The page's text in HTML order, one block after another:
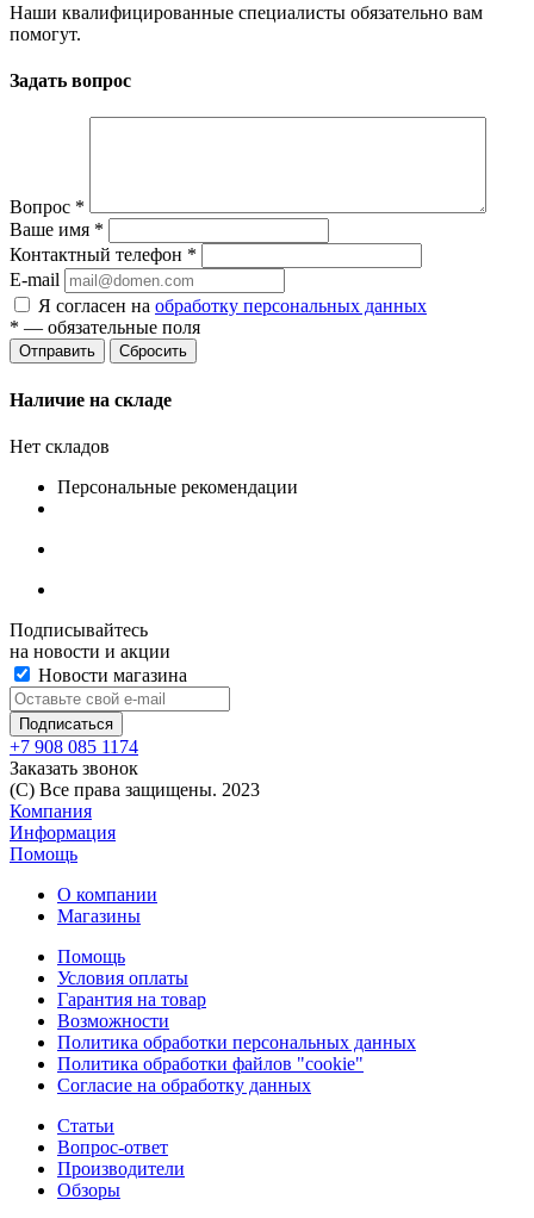
Наши квалифицированные специалисты обязательно вам
помогут.
Задать вопрос
Вопрос *
Ваше имя *
Контактный телефон *
E-mail
Я согласен на обработку персональных данных
* — обязательные поля
Сбросить
Наличие на складе
Нет складов
Персональные рекомендации
Подписывайтесь
на новости и акции
Новости магазина
+7 908 085 1174
Заказать звонок
(C) Все права защищены. 2023
Компания
Информация
Помощь
О компании
Магазины
Помощь
Условия оплаты
Гарантия на товар
Возможности
Политика обработки персональных данных
Политика обработки файлов "cookie"
Согласие на обработку данных
Статьи
Вопрос-ответ
Производители
Обзоры